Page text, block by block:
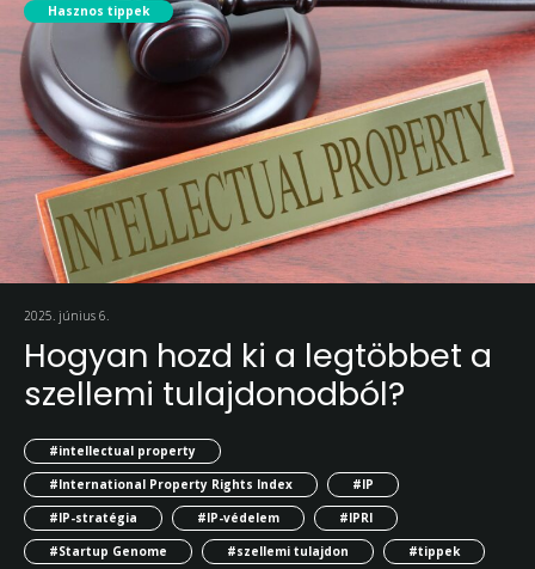
Hasznos tippek
2025. június 6.
Hogyan hozd ki a legtöbbet a
szellemi tulajdonodból?
#intellectual property
#International Property Rights Index
#IP
#IP-stratégia
#IP-védelem
#IPRI
#Startup Genome
#szellemi tulajdon #tippek